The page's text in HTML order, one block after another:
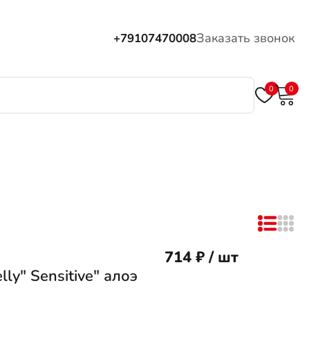
+79107470008Заказать звонок
0 0
Sensitive" алоэ
714 ₽ / шт